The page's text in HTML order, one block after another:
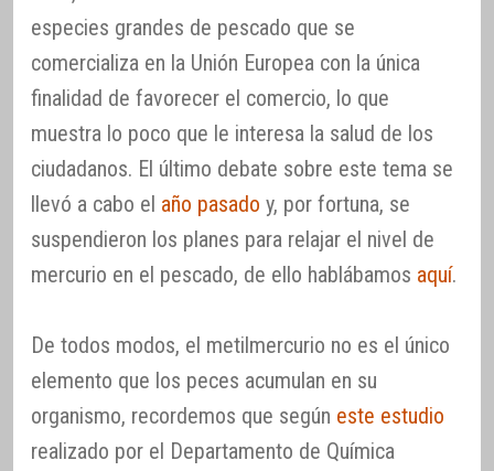
especies grandes de pescado que se
comercializa en la Unión Europea con la única
finalidad de favorecer el comercio, lo que
muestra lo poco que le interesa la salud de los
ciudadanos. El último debate sobre este tema se
llevó a cabo el año pasado y, por fortuna, se
suspendieron los planes para relajar el nivel de
mercurio en el pescado, de ello hablábamos aquí.
De todos modos, el metilmercurio no es el único
elemento que los peces acumulan en su
organismo, recordemos que según este estudio
realizado por el Departamento de Química